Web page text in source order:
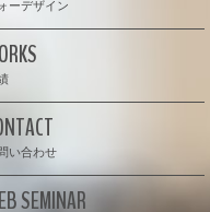
SEMINAR